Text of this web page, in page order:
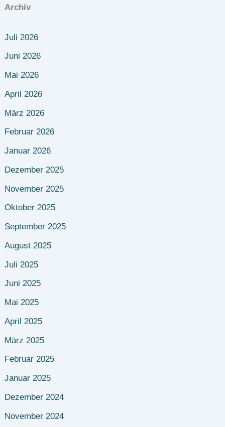
Archiv
Juli 2026
Juni 2026
Mai 2026
April 2026
März 2026
Februar 2026
Januar 2026
Dezember 2025
November 2025
Oktober 2025
September 2025
August 2025
Juli 2025
Juni 2025
Mai 2025
April 2025
März 2025
Februar 2025
Januar 2025
Dezember 2024
November 2024